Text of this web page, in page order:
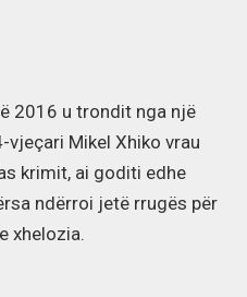
2016 u trondit nga një
Mikel Xhiko vrau
krimit, ai goditi edhe
ndërroi jetë rrugës për
xhelozia.